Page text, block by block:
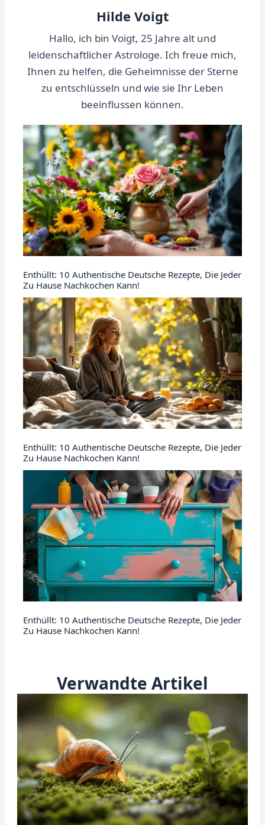
Hilde Voigt
Hallo, ich bin Voigt, 25 Jahre alt und
leidenschaftlicher Astrologe. Ich freue mich,
Ihnen zu helfen, die Geheimnisse der Sterne
zu entschlüsseln und wie sie Ihr Leben
beeinflussen können.
Enthüllt: 10 Authentische Deutsche Rezepte, Die Jeder
Zu Hause Nachkochen Kann!
Enthüllt: 10 Authentische Deutsche Rezepte, Die Jeder
Zu Hause Nachkochen Kann!
Enthüllt: 10 Authentische Deutsche Rezepte, Die Jeder
Zu Hause Nachkochen Kann!
Verwandte Artikel